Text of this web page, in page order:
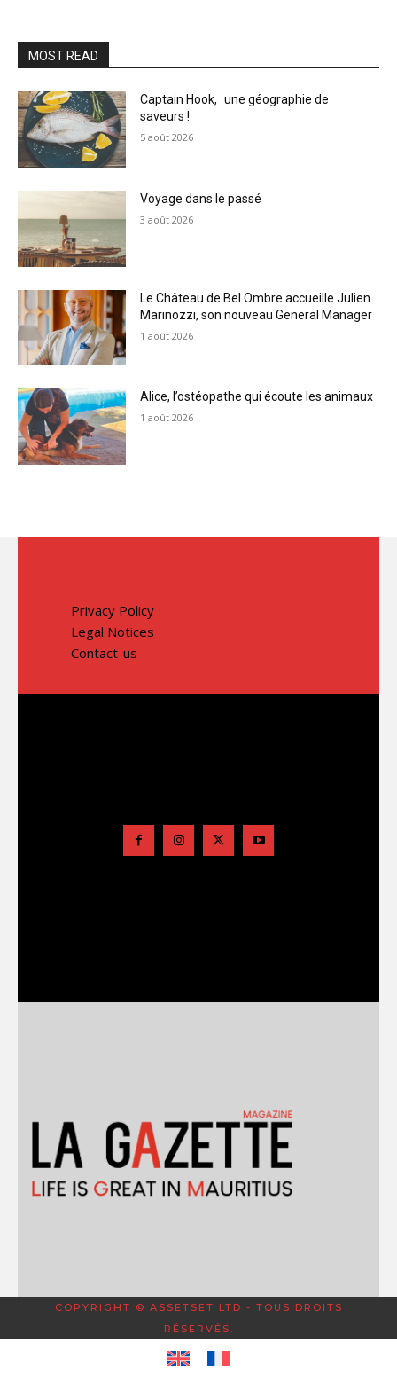
MOST READ
Captain Hook, une géographie de
saveurs !
5 août 2026
Voyage dans le passé
3 août 2026
Le Château de Bel Ombre accueille Julien
Marinozzi, son nouveau General Manager
1 août 2026
Alice, l’ostéopathe qui écoute les animaux
1 août 2026
Privacy Policy
Legal Notices
Contact-us
COPYRIGHT © ASSETSET LTD - TOUS DROITS
RÉSERVÉS.